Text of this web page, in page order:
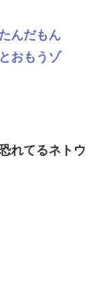
んだもん
おもうゾ
れてるネトウ